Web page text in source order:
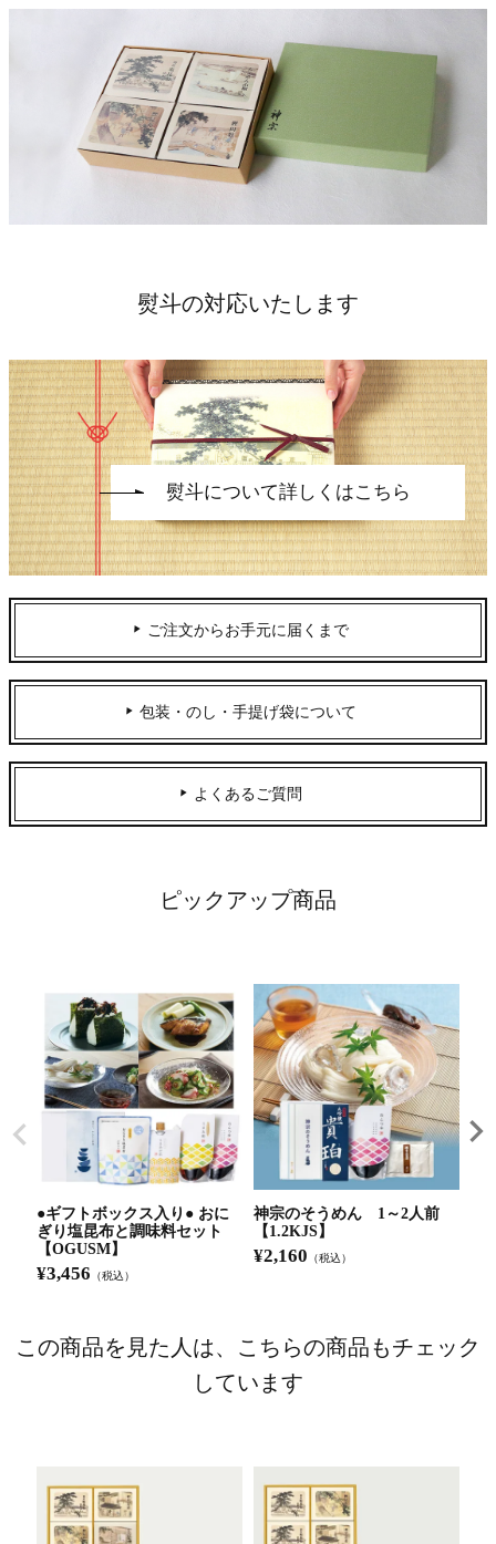
熨斗の対応いたします
熨斗について詳しくはこちら
ご注文からお手元に届くまで
包装・のし・手提げ袋について
よくあるご質問
ピックアップ商品
●ギフトボックス入り● おに
ぎり塩昆布と調味料セット
【OGUSM】
¥3,456 （税込）
神宗のそうめん 1～2人前
【1.2KJS】
¥2,160 （税込）
この商品を見た人は、こちらの商品もチェック
しています